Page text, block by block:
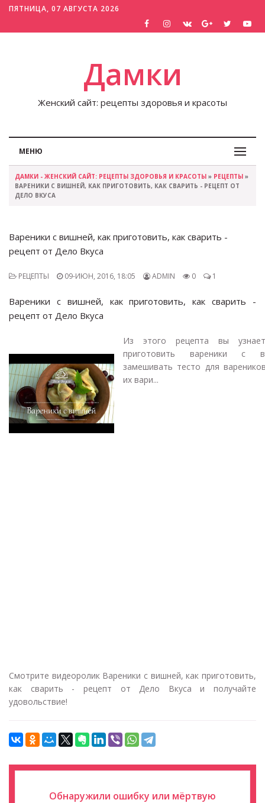
ПЯТНИЦА, 07 АВГУСТА 2026
Дамки
Женский сайт: рецепты здоровья и красоты
МЕНЮ
ДАМКИ - ЖЕНСКИЙ САЙТ: РЕЦЕПТЫ ЗДОРОВЬЯ И КРАСОТЫ » РЕЦЕПТЫ »
ВАРЕНИКИ С ВИШНЕЙ, КАК ПРИГОТОВИТЬ, КАК СВАРИТЬ - РЕЦЕПТ ОТ
ДЕЛО ВКУСА
Вареники с вишней, как приготовить, как сварить -
рецепт от Дело Вкуса
РЕЦЕПТЫ 09-ИЮН, 2016, 18:05 ADMIN 0 1
Вареники с вишней, как приготовить, как сварить -
рецепт от Дело Вкуса
Из этого рецепта вы
приготовить вареники с
замешивать тесто для
их вари...
Смотрите видеоролик Вареники с вишней, как приготовить,
как сварить - рецепт от Дело Вкуса и получайте
удовольствие!
Обнаружили ошибку или мёртвую